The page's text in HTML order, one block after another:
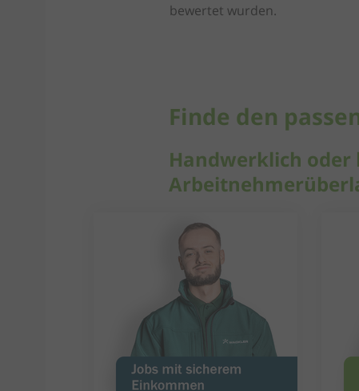
bewertet wurden.
Finde den
Handwerklich oder